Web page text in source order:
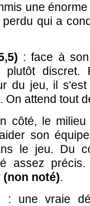
une
qui a
: face à
discret.
du jeu, il
On attend tout
côté, le
son
le jeu. Du
assez
(non noté).
: une vraie